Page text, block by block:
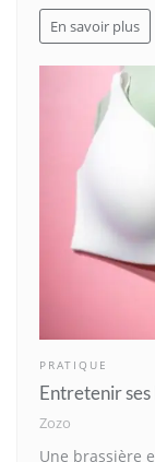
En savoir plus
PRATIQUE
Entretenir
Zozo
Une brassière